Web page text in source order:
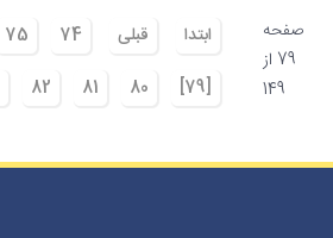
صفحه
79 از
149
ابتدا قبلی 74
75
[79]
80
81
82